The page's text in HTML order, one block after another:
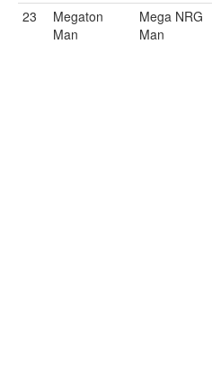
23
Megaton
Man
Mega NRG
Man